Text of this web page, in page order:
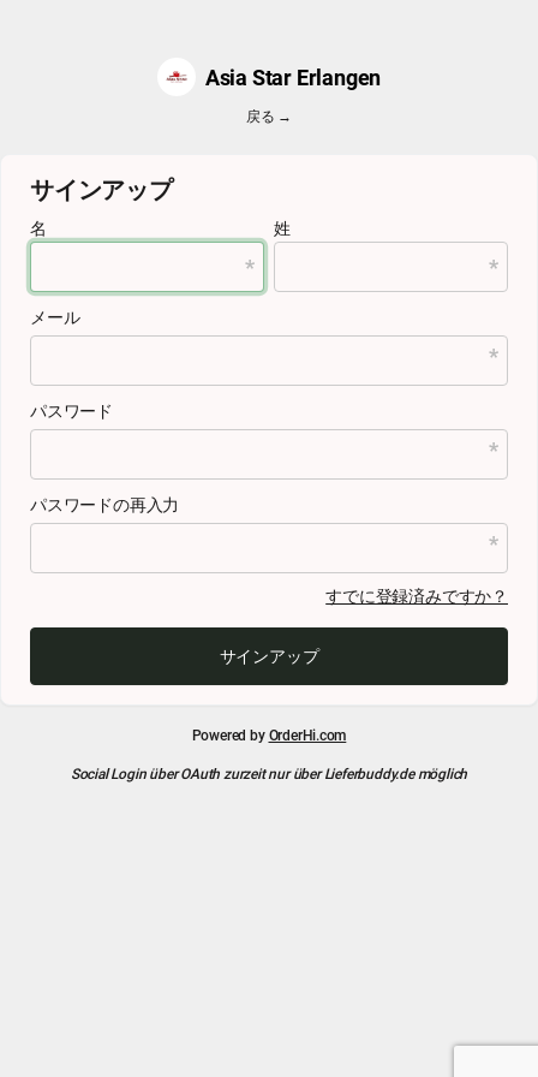
Asia Star Erlangen
戻る →
サインアップ
名 姓
メール
パスワード
パスワードの再入力
すでに登録済みですか？
サインアップ
Powered byOrderHi.com
Social Login über OAuth zurzeit nur über Lieferbuddy.de möglich